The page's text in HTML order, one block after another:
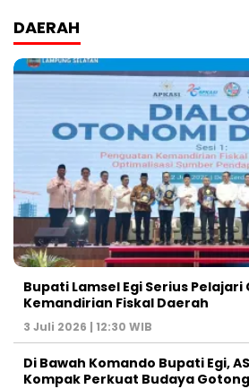
DAERAH
Bupati Lamsel Egi Serius
Kemandirian Fiskal Daerah
3 Juli 2026 | 12:30 WIB
Di Bawah Komando Bupati Egi,
Kompak Perkuat Budaya